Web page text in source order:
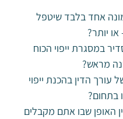
אחד בלבד שיטפל
יותר?
במסגרת ייפוי הכוח
מראש?
הדין בהכנת ייפוי
בתחום?
האופן שבו אתם מקבלים